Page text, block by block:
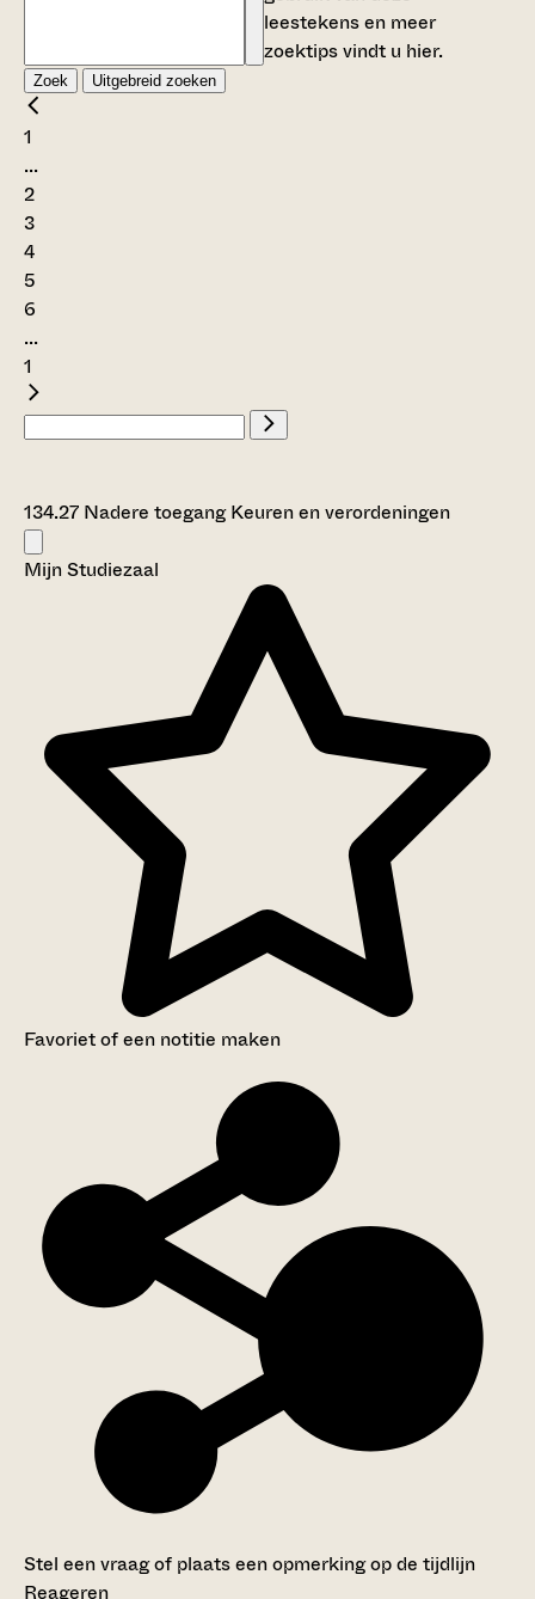
leestekens en meer
zoektips vindt u hier.
Zoek Uitgebreid zoeken
1
...
2
3
4
5
6
...
1
134.27 Nadere toegang Keuren en verordeningen
Mijn Studiezaal
Favoriet of een notitie maken
Stel een vraag of plaats een opmerking op de tijdlijn
Reageren